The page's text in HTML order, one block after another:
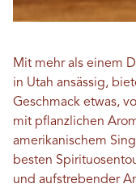
Mit mehr als einem
in Utah ansässig,
Geschmack etwas,
mit pflanzlichen
amerikanischem
besten
und aufstrebender